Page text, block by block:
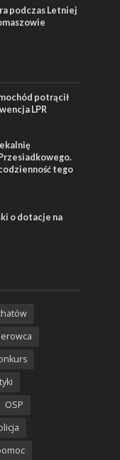
podczas Letniej
potrącił
LPR
tego
o dotacje na
OSP